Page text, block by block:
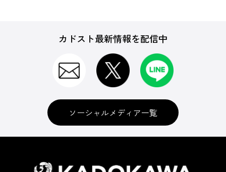
カドスト最新情報を配信中
ソーシャルメディア一覧